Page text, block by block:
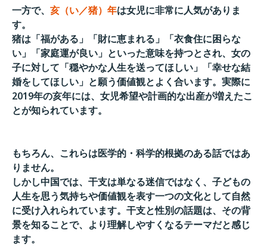
一方で、 亥（い／猪）年は女児に非常に人気がありま
す。
猪は「福がある」「財に恵まれる」「衣食住に困らな
い」「家庭運が良い」といった意味を持つとされ、女の
子に対して「穏やかな人生を送ってほしい」「幸せな結
婚をしてほしい」 と願う価値観とよく合います。実際に
2019年の亥年には、 女児希望や計画的な出産が増えたこ
とが知られています。
もちろん、これらは医学的・科学的根拠のある話ではあ
りません。
しかし中国では、干支は単なる迷信ではなく、 子どもの
人生を思う気持ちや価値観を表す一つの文化として自然
に受け入れられています。干支と性別の話題は、 その背
景を知ることで、 より理解しやすくなるテーマだと感じ
ます。